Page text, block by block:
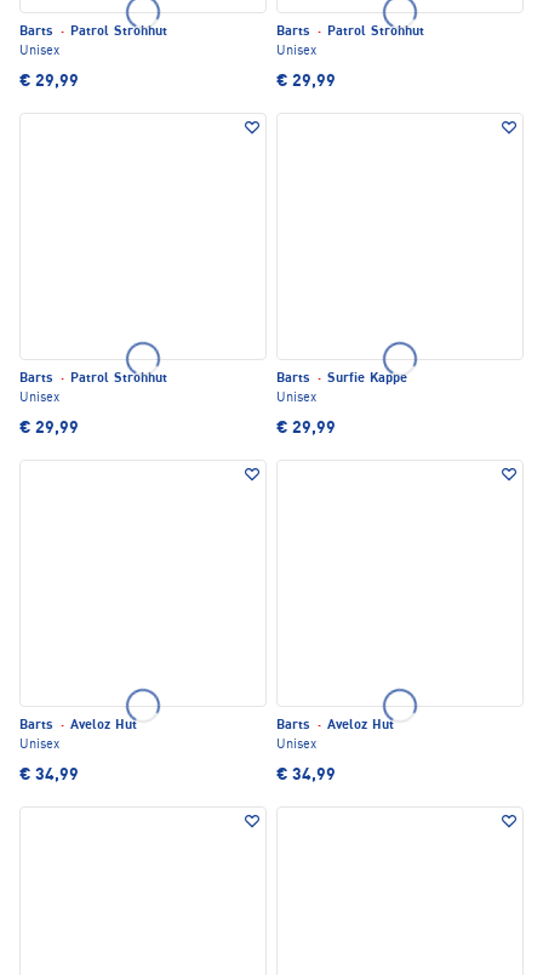
Barts · Patrol Strohhut
Unisex
€ 29,99
Barts · Patrol Strohhut
Unisex
€ 29,99
Barts · Patrol Strohhut
Unisex
€ 29,99
Barts · Surfie Kappe
Unisex
€ 29,99
Barts · Aveloz Hut
Unisex
€ 34,99
Barts · Aveloz Hut
Unisex
€ 34,99